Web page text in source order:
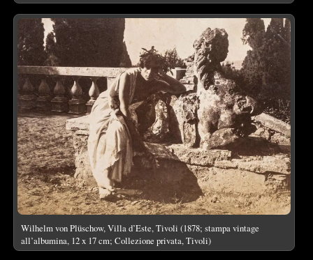
Wilhelm von Plüschow, Villa d’Este, Tivoli (1878; stampa vintage
all’albumina, 12 x 17 cm; Collezione privata, Tivoli)